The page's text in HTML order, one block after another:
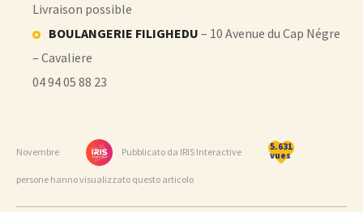
Livraison possible
BOULANGERIE FILIGHEDU – 10 Avenue du Cap Négre
– Cavaliere
04 94 05 88 23
Novembre Pubblicato da IRIS Interactive 5.631
vues
persone hanno visualizzato questo articolo